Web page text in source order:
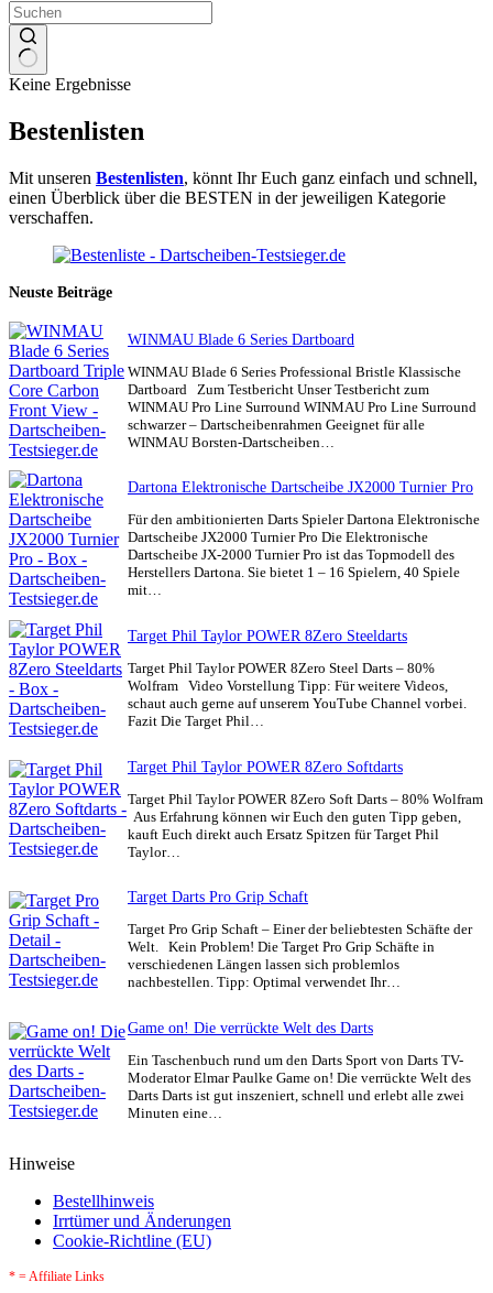
Keine Ergebnisse
Bestenlisten
Mit unseren Bestenlisten, könnt Ihr Euch ganz einfach und schnell,
einen Überblick über die BESTEN in der jeweiligen Kategorie
verschaffen.
Neuste Beiträge
WINMAU Blade 6 Series Dartboard
WINMAU Blade 6 Series Professional Bristle Klassische
Dartboard Zum Testbericht Unser Testbericht zum
WINMAU Pro Line Surround WINMAU Pro Line Surround
schwarzer – Dartscheibenrahmen Geeignet für alle
WINMAU Borsten-Dartscheiben…
Dartona Elektronische Dartscheibe JX2000 Turnier Pro
Für den ambitionierten Darts Spieler Dartona Elektronische
Dartscheibe JX2000 Turnier Pro Die Elektronische
Dartscheibe JX-2000 Turnier Pro ist das Topmodell des
Herstellers Dartona. Sie bietet 1 – 16 Spielern, 40 Spiele
mit…
Target Phil Taylor POWER 8Zero Steeldarts
Target Phil Taylor POWER 8Zero Steel Darts – 80%
Wolfram Video Vorstellung Tipp: Für weitere Videos,
schaut auch gerne auf unserem YouTube Channel vorbei.
Fazit Die Target Phil…
Target Phil Taylor POWER 8Zero Softdarts
Target Phil Taylor POWER 8Zero Soft Darts – 80% Wolfram
Aus Erfahrung können wir Euch den guten Tipp geben,
kauft Euch direkt auch Ersatz Spitzen für Target Phil
Taylor…
Target Darts Pro Grip Schaft
Target Pro Grip Schaft – Einer der beliebtesten Schäfte der
Welt. Kein Problem! Die Target Pro Grip Schäfte in
verschiedenen Längen lassen sich problemlos
nachbestellen. Tipp: Optimal verwendet Ihr…
Game on! Die verrückte Welt des Darts
Ein Taschenbuch rund um den Darts Sport von Darts TV-
Moderator Elmar Paulke Game on! Die verrückte Welt des
Darts Darts ist gut inszeniert, schnell und erlebt alle zwei
Minuten eine…
Hinweise
Bestellhinweis
Irrtümer und Änderungen
Cookie-Richtline (EU)
* = Affiliate Links